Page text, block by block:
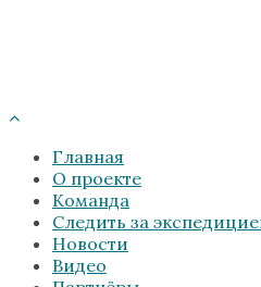
Главная
О проекте
Команда
Следить за
Новости
Видео